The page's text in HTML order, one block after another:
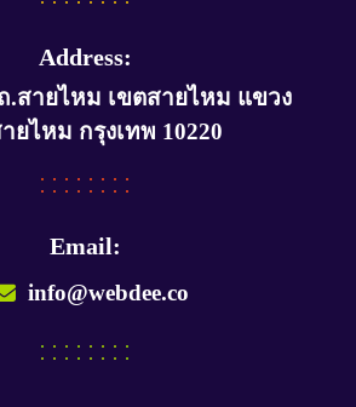
Address:
.สายไหม เขตสายไหม แขวง
ยไหม กรุงเทพ 10220
Email:
info@webdee.co